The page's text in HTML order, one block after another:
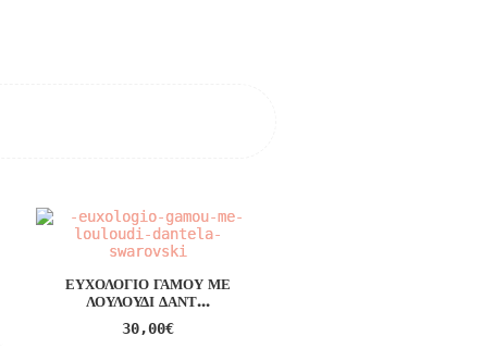
ΕΥΧΟΛΌΓΙΟ ΓΆΜΟΥ ΜΕ
ΛΟΥΛΟΎΔΙ ΔΑΝΤ...
30,00€